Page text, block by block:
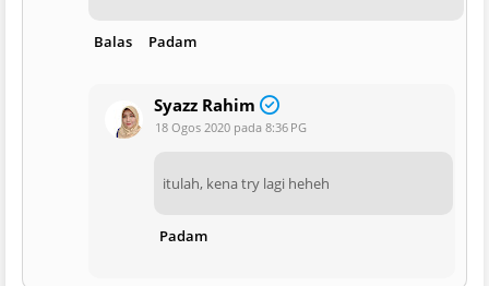
Balas Padam
Syazz Rahim
18 Ogos 2020 pada 8:36 PG
itulah, kena try lagi heheh
Padam